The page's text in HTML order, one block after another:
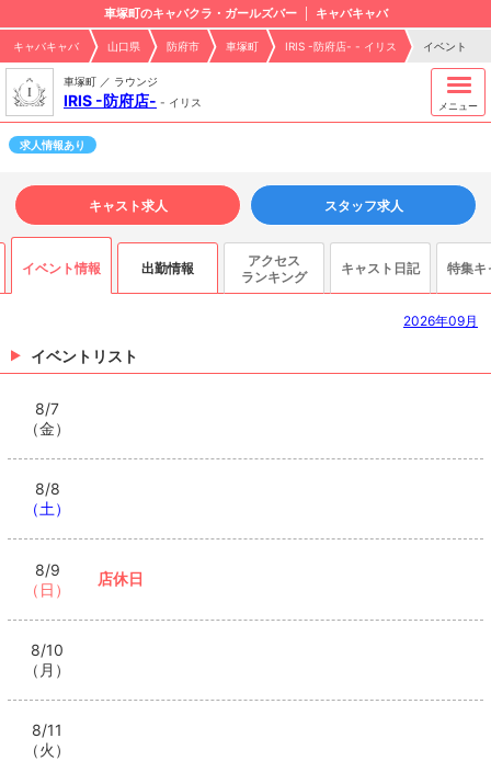
車塚町のキャバクラ・ガールズバー キャバキャバ
キャバキャバ 山口県 防府市 車塚町 IRIS -防府店- - イリス イベント
車塚町 ／ ラウンジ
IRIS -防府店- - イリス メニュー
求人情報あり
キャスト求人 スタッフ求人
イベント情報 出勤情報
アクセス
ランキング
キャスト日記 特集キ
2026年09月
イベントリスト
8/7
（金）
8/8
（土）
8/9
（日）
店休日
8/10
（月）
8/11
（火）